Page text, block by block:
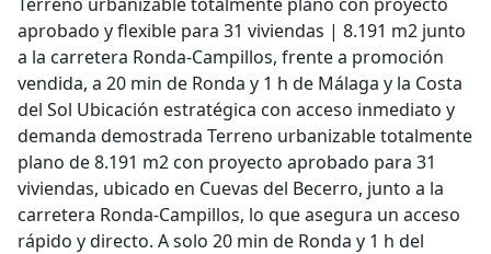
aprobado y flexible para 31 viviendas | 8.191 m2 junto
a la carretera Ronda-Campillos, frente a promoción
vendida, a 20 min de Ronda y 1 h de Málaga y la Costa
del Sol Ubicación estratégica con acceso inmediato y
demanda demostrada Terreno urbanizable totalmente
plano de 8.191 m2 con proyecto aprobado para 31
viviendas, ubicado en Cuevas del Becerro, junto a la
carretera Ronda-Campillos, lo que asegura un acceso
rápido y directo. A solo 20 min de Ronda y 1 h del